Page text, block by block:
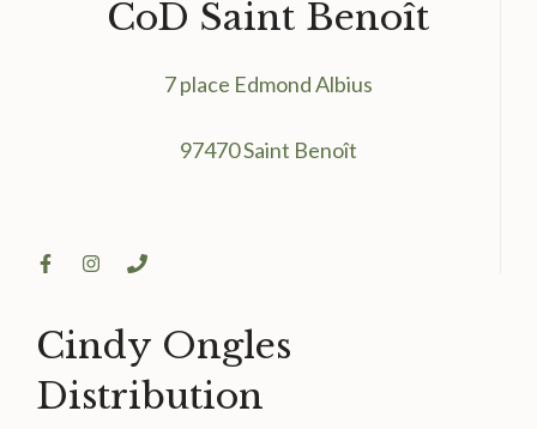
CoD Saint Benoît
7 place Edmond Albius
97470 Saint Benoît
Cindy Ongles
Distribution